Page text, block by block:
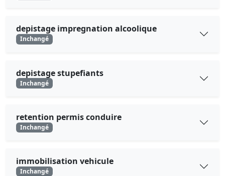
depistage impregnation alcoolique
Inchangé
depistage stupefiants
Inchangé
retention permis conduire
Inchangé
immobilisation vehicule
Inchangé